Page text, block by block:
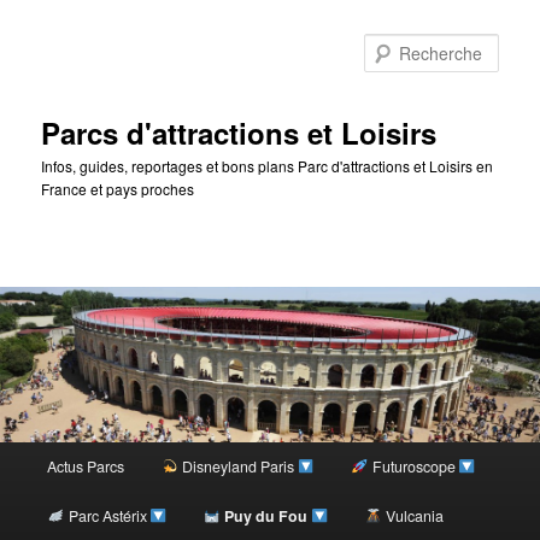
Parcs d'attractions et Loisirs
Infos, guides, reportages et bons plans Parc d'attractions et Loisirs en
France et pays proches
Menu
Aller
Actus Parcs Disneyland Paris Futuroscope
Parc Astérix Puy du Fou Vulcania